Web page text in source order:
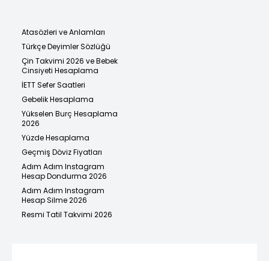
Atasözleri ve Anlamları
Türkçe Deyimler Sözlüğü
Çin Takvimi 2026 ve Bebek
Cinsiyeti Hesaplama
İETT Sefer Saatleri
Gebelik Hesaplama
Yükselen Burç Hesaplama
2026
Yüzde Hesaplama
Geçmiş Döviz Fiyatları
Adım Adım Instagram
Hesap Dondurma 2026
Adım Adım Instagram
Hesap Silme 2026
Resmi Tatil Takvimi 2026